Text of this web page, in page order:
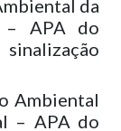
da
– APA do
Ambiental
– APA do